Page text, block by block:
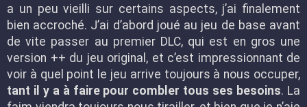
a un peu vieilli sur certains aspects, j’ai finalement
bien accroché. J’ai d’abord joué au jeu de base avant
de vite passer au premier DLC, qui est en gros une
version ++ du jeu original, et c’est impressionnant de
voir à quel point le jeu arrive toujours à nous occuper,
tant il y a à faire pour combler tous ses besoins. La